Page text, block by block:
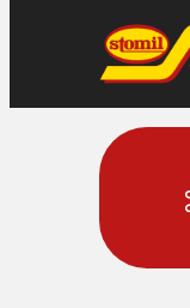
Strona główna